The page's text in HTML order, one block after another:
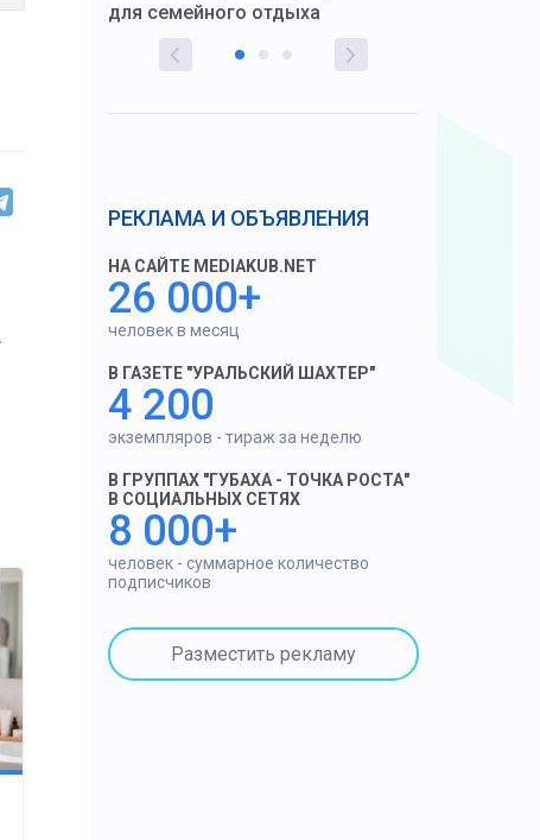
для семейного отдыха
РЕКЛАМА И ОБЪЯВЛЕНИЯ
НА САЙТЕ MEDIAKUB.NET
26 000+
человек в месяц
В ГАЗЕТЕ "УРАЛЬСКИЙ ШАХТЕР"
4 200
экземпляров - тираж за неделю
В ГРУППАХ "ГУБАХА - ТОЧКА РОСТА"
В СОЦИАЛЬНЫХ СЕТЯХ
8 000+
человек - суммарное количество
подписчиков
Разместить рекламу